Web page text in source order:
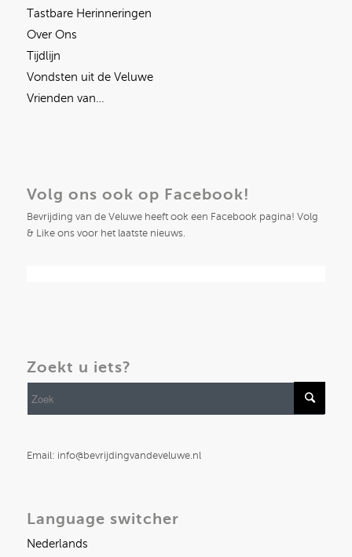
Tastbare Herinneringen
Over Ons
Tijdlijn
Vondsten uit de Veluwe
Vrienden van…
Volg ons ook op Facebook!
Bevrijding van de Veluwe heeft ook een Facebook pagina! Volg
& Like ons voor het laatste nieuws.
Zoekt u iets?
Email: info@bevrijdingvandeveluwe.nl
Language switcher
Nederlands